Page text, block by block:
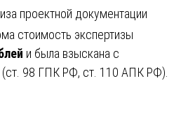
проектной документации
стоимость экспертизы
и была взыскана с
(ст. 98 ГПК РФ, ст. 110 АПК РФ).